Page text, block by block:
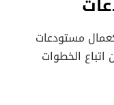
مستودعات
اتباع الخطوات